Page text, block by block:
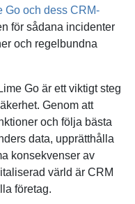
Go och dess CRM-
för sådana incidenter
och regelbundna
Go är ett viktigt steg
Genom att
och följa bästa
data, upprätthålla
konsekvenser av
värld är CRM
företag.